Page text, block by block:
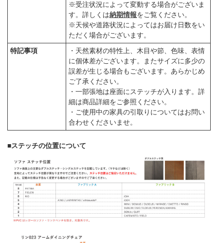
※受注状況によって変動する場合がございま
す。詳しくは納期情報をご覧ください。
※天候や道路状況によってはお届け日数をい
ただく場合がございます。
特記事項
・天然素材の特性上、木目や節、色味、表情
に個体差がございます。またサイズに多少の
誤差が生じる場合もございます。あらかじめ
ご了承ください。
・一部張地は座面にステッチが入ります。詳
細は商品詳細をご参照ください。
・ご使用中の家具の引取りについてはお問い
合わせくださいませ。
■ステッチの位置について